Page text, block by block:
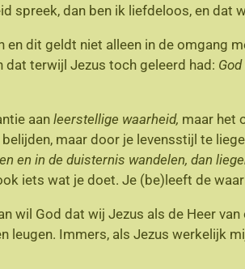
spreek, dan ben ik liefdeloos, en dat
dit geldt niet alleen in de omgang
dat terwijl Jezus toch geleerd had:
aan leerstellige waarheid, maar het
maar door je levensstijl te
en in de duisternis wandelen, dan
iets wat je doet. Je (be)leeft de
wil God dat wij Jezus als de Heer
Immers, als Jezus werkelijk